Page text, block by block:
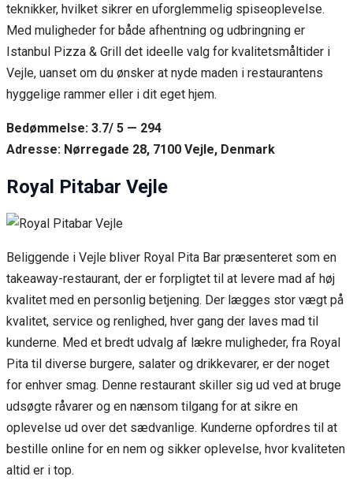
teknikker, hvilket sikrer en uforglemmelig spiseoplevelse.
Med muligheder for både afhentning og udbringning er
Istanbul Pizza & Grill det ideelle valg for kvalitetsmåltider i
Vejle, uanset om du ønsker at nyde maden i restaurantens
hyggelige rammer eller i dit eget hjem.
Bedømmelse: 3.7/ 5 — 294
Adresse: Nørregade 28, 7100 Vejle, Denmark
Royal Pitabar Vejle
Beliggende i Vejle bliver Royal Pita Bar præsenteret som en
takeaway-restaurant, der er forpligtet til at levere mad af høj
kvalitet med en personlig betjening. Der lægges stor vægt på
kvalitet, service og renlighed, hver gang der laves mad til
kunderne. Med et bredt udvalg af lækre muligheder, fra Royal
Pita til diverse burgere, salater og drikkevarer, er der noget
for enhver smag. Denne restaurant skiller sig ud ved at bruge
udsøgte råvarer og en nænsom tilgang for at sikre en
oplevelse ud over det sædvanlige. Kunderne opfordres til at
bestille online for en nem og sikker oplevelse, hvor kvaliteten
altid er i top.